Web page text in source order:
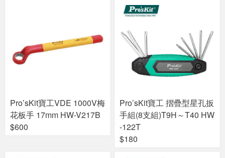
Pro’sKit寶工VDE 1000V梅
花板手 17mm HW-V217B
$600
Pro’sKit寶工 摺疊型星孔扳
手組(8支組)T9H～T40 HW
-122T
$180